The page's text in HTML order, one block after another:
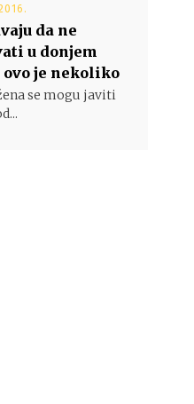
da ne
u donjem
ovo je nekoliko
se mogu javiti